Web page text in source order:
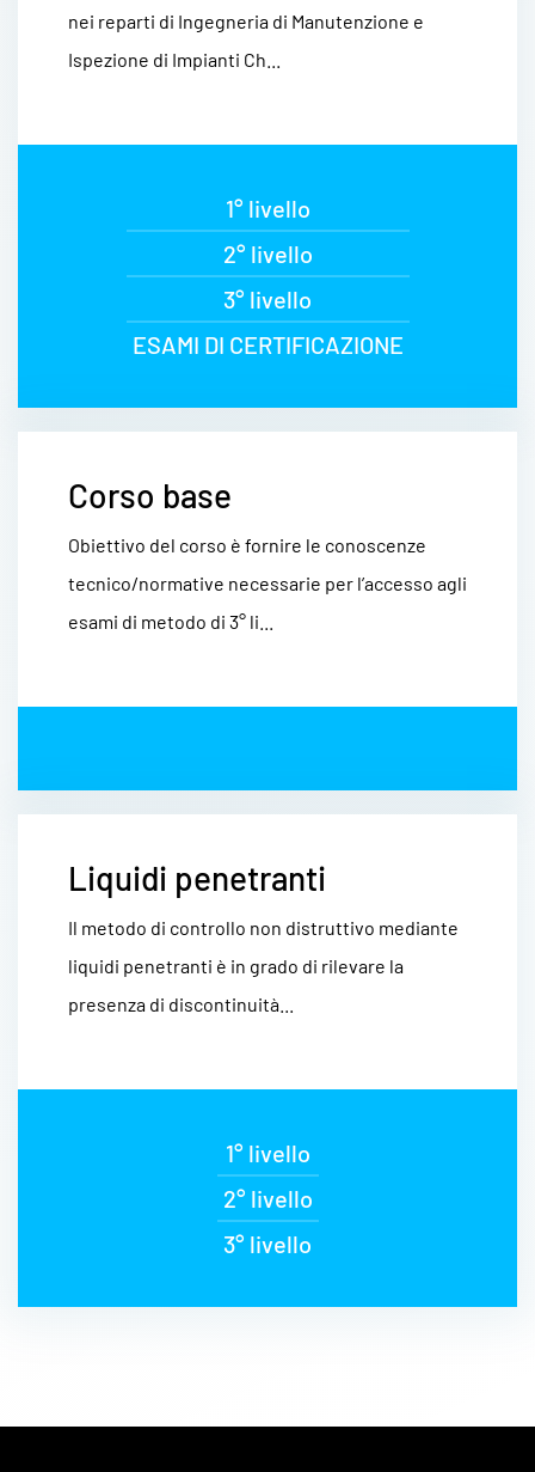
nei reparti di Ingegneria di Manutenzione e
Ispezione di Impianti Ch...
1° livello
2° livello
3° livello
ESAMI DI CERTIFICAZIONE
Corso base
Obiettivo del corso è fornire le conoscenze
tecnico/normative necessarie per l’accesso agli
esami di metodo di 3° li...
Liquidi penetranti
Il metodo di controllo non distruttivo mediante
liquidi penetranti è in grado di rilevare la
presenza di discontinuità...
1° livello
2° livello
3° livello